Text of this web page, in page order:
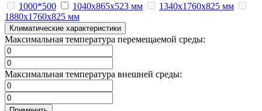
1000*500
1040х865х523 мм
1340х1760х825 мм
1880х1760х825 мм
Климатические характеристики
Максимальная температура перемещаемой среды:
Максимальная температура внешней среды: